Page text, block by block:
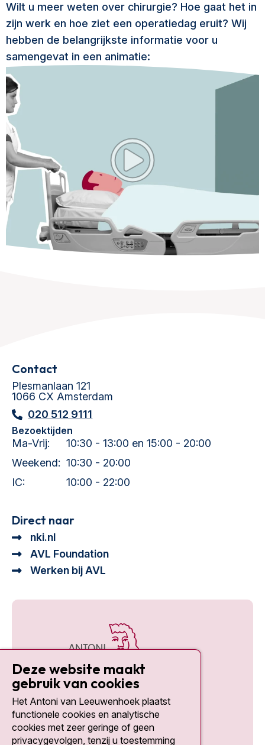
Wilt u meer weten over chirurgie? Hoe gaat het in
zijn werk en hoe ziet een operatiedag eruit? Wij
hebben de belangrijkste informatie voor u
samengevat in een animatie:
Contact
Plesmanlaan 121
1066 CX Amsterdam
020 512 9111
Bezoektijden
Ma-Vrij:
10:30 - 13:00 en 15:00 - 20:00
Weekend: 10:30 - 20:00
IC:
10:00 - 22:00
Direct naar
nki.nl
AVL Foundation
Werken bij AVL
Social media
Deze website maakt
gebruik van cookies
Het Antoni van Leeuwenhoek plaatst
functionele cookies en analytische
cookies met zeer geringe of geen
privacygevolgen, tenzij u toestemming